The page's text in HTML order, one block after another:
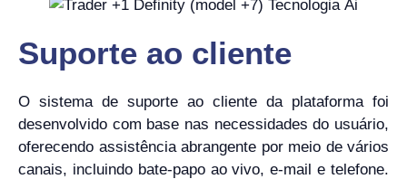
Suporte ao cliente
O sistema de suporte ao cliente da plataforma foi
desenvolvido com base nas necessidades do usuário,
oferecendo assistência abrangente por meio de vários
canais, incluindo bate-papo ao vivo, e-mail e telefone.